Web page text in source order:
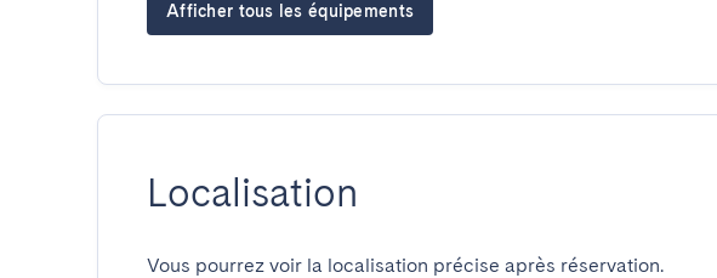
Afficher tous les équipements
Localisation
Vous pourrez voir la localisation précise après réservation.